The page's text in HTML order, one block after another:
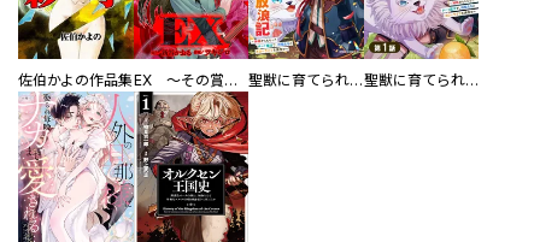
佐伯かよの作品集 EX ～その賞金稼ぎは、世界の出口を探す～【単行本版】 聖獣に育てられた少年の異世界ゆるり放浪記～神様からもらったチート魔法で、仲間たちとスローライフを満喫中～ 聖獣に育てられた少年の異世界ゆるり放浪記～神様からもらったチート魔法で、仲間たちとスローライフを満喫中～【分冊版】